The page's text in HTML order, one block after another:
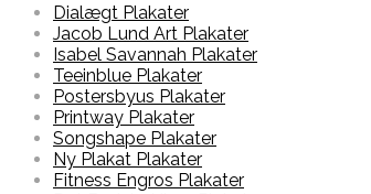
Dialægt Plakater
Jacob Lund Art Plakater
Isabel Savannah Plakater
Teeinblue Plakater
Postersbyus Plakater
Printway Plakater
Songshape Plakater
Ny Plakat Plakater
Fitness Engros Plakater